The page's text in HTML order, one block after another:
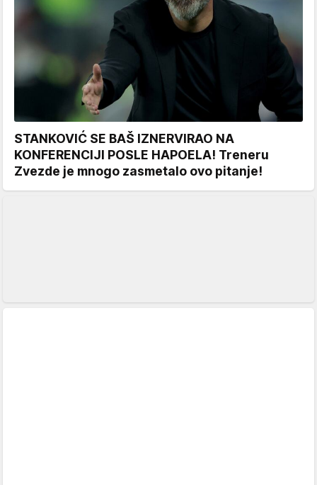
STANKOVIĆ SE BAŠ IZNERVIRAO NA
KONFERENCIJI POSLE HAPOELA! Treneru
Zvezde je mnogo zasmetalo ovo pitanje!